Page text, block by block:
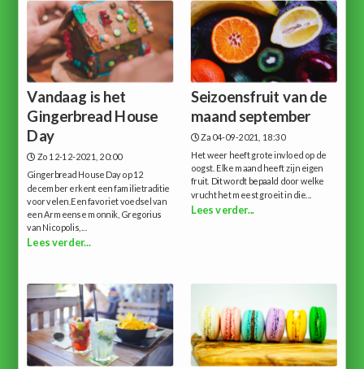
Vandaag is het
Gingerbread House
Day
Zo 12-12-2021, 20:00
Gingerbread House Day op 12
december erkent een familietraditie
voor velen.Een favoriet voedsel van
een Armeense monnik, Gregorius
van Nicopolis,...
Lees verder...
Seizoensfruit van de
maand september
Za 04-09-2021, 18:30
Het weer heeft grote invloed op de
oogst. Elke maand heeft zijn eigen
fruit. Dit wordt bepaald door welke
vrucht het meest groeit in die...
Lees verder...